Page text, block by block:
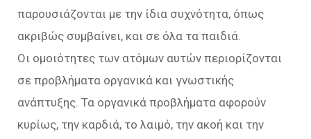
παρουσιάζονται με την ίδια συχνότητα, όπως
ακριβώς συμβαίνει, και σε όλα τα παιδιά.
Οι ομοιότητες των ατόμων αυτών περιορίζονται
σε προβλήματα οργανικά και γνωστικής
ανάπτυξης. Τα οργανικά προβλήματα αφορούν
κυρίως, την καρδιά, το λαιμό, την ακοή και την